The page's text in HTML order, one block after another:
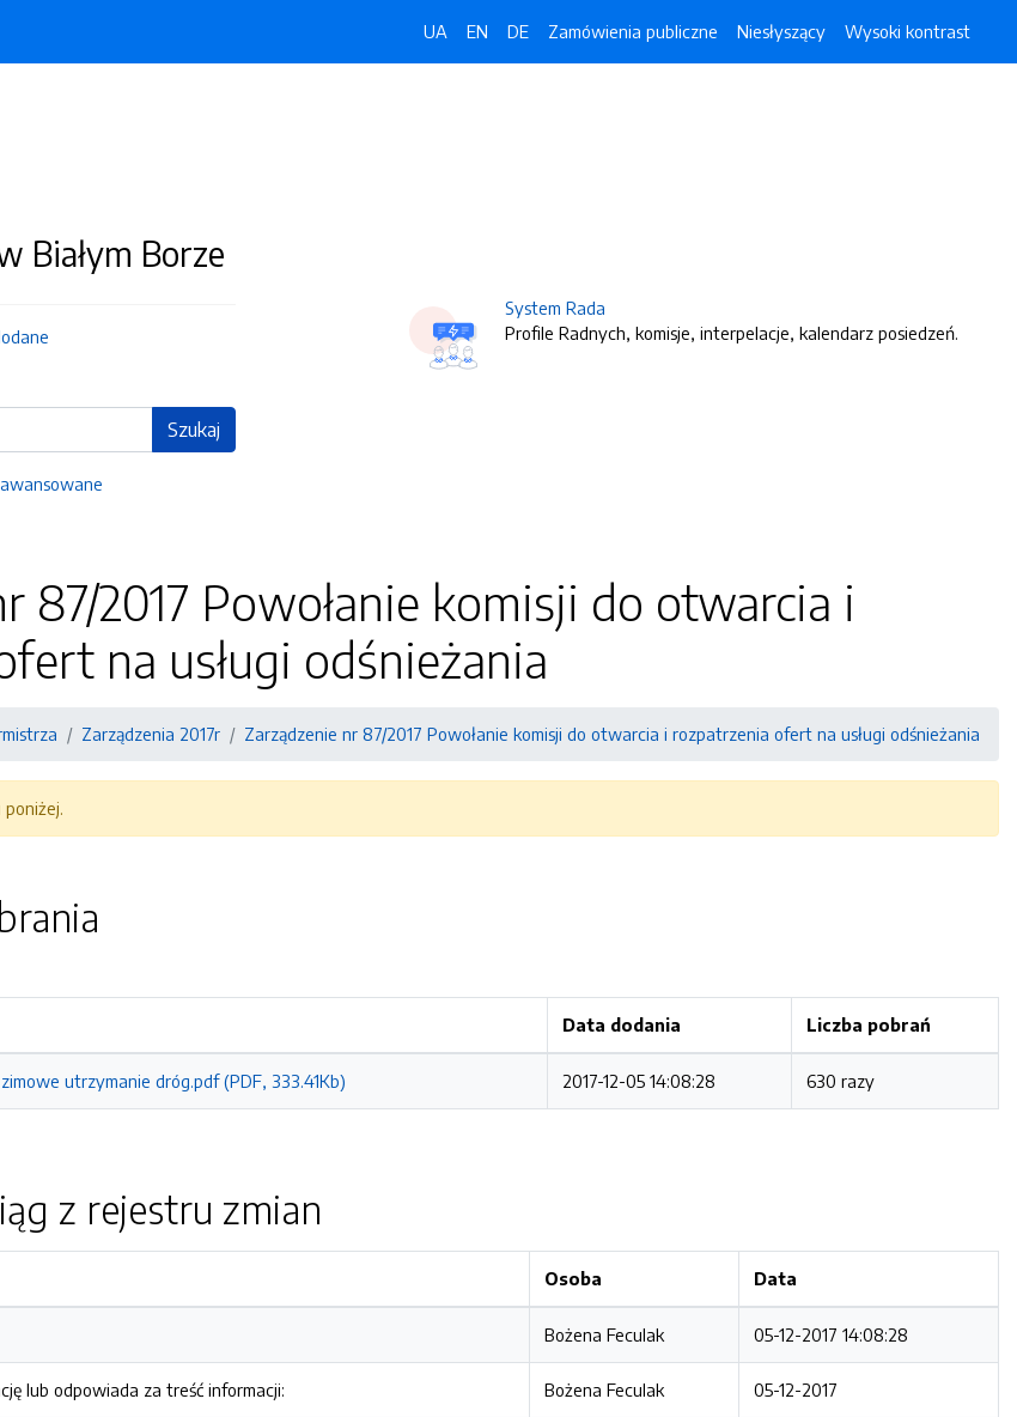
UA EN DE Zamówienia publiczne Niesłyszący Wysoki kontrast
Białym Borze
Szukaj
System Rada
Profile Radnych, komisje, interpelacje, kalendarz posiedzeń.
87/2017 Powołanie komisji do otwarcia i
na usługi odśnieżania
Zarządzenia 2017r Zarządzenie nr 87/2017 Powołanie komisji do otwarcia i rozpatrzenia ofert na usługi odśnieżania
poniżej.
Data dodania Liczba pobrań
utrzymanie dróg.pdf (PDF, 333.41Kb) 2017-12-05 14:08:28 630 razy
z rejestru zmian
Osoba Data
Bożena Feculak 05-12-2017 14:08:28
lub odpowiada za treść informacji: Bożena Feculak 05-12-2017